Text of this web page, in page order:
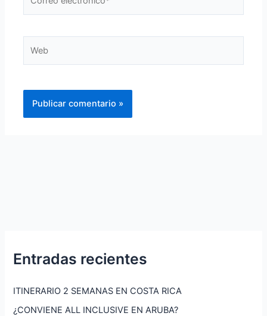
Entradas recientes
ITINERARIO 2 SEMANAS EN COSTA RICA
¿CONVIENE ALL INCLUSIVE EN ARUBA?